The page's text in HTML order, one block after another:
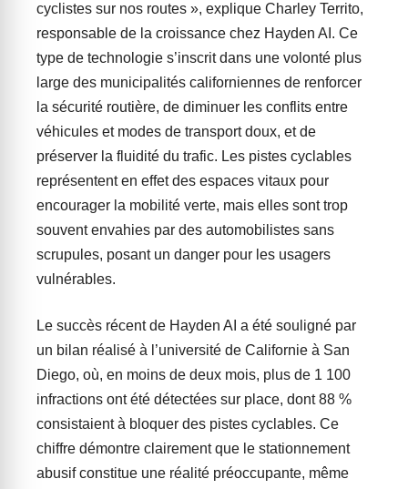
cyclistes sur nos routes », explique Charley Territo,
responsable de la croissance chez Hayden AI. Ce
type de technologie s’inscrit dans une volonté plus
large des municipalités californiennes de renforcer
la sécurité routière, de diminuer les conflits entre
véhicules et modes de transport doux, et de
préserver la fluidité du trafic. Les pistes cyclables
représentent en effet des espaces vitaux pour
encourager la mobilité verte, mais elles sont trop
souvent envahies par des automobilistes sans
scrupules, posant un danger pour les usagers
vulnérables.
Le succès récent de Hayden AI a été souligné par
un bilan réalisé à l’université de Californie à San
Diego, où, en moins de deux mois, plus de 1 100
infractions ont été détectées sur place, dont 88 %
consistaient à bloquer des pistes cyclables. Ce
chiffre démontre clairement que le stationnement
abusif constitue une réalité préoccupante, même